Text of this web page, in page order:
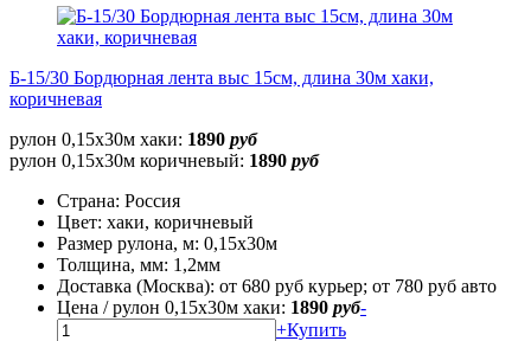
Б-15/30 Бордюрная лента выс 15см, длина 30м хаки,
коричневая
рулон 0,15х30м хаки: 1890 руб
рулон 0,15х30м коричневый: 1890 руб
Страна: Россия
Цвет: хаки, коричневый
Размер рулона, м: 0,15х30м
Толщина, мм: 1,2мм
Доставка (Москва): от 680 руб курьер; от 780 руб авто
Цена / рулон 0,15х30м хаки: 1890 руб-
+Купить